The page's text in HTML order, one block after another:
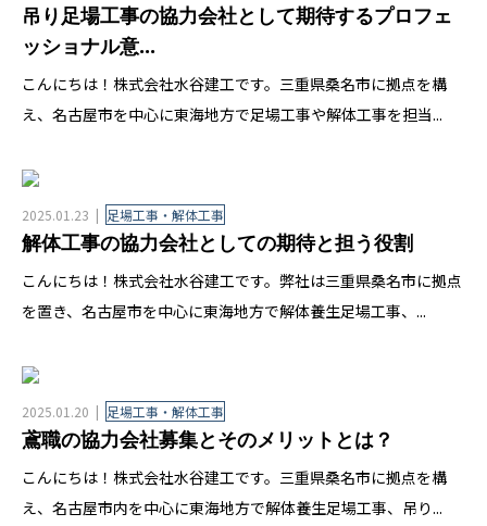
吊り足場工事の協力会社として期待するプロフェ
ッショナル意...
こんにちは！株式会社水谷建工です。三重県桑名市に拠点を構
え、名古屋市を中心に東海地方で足場工事や解体工事を担当...
2025.01.23 足場工事・解体工事
解体工事の協力会社としての期待と担う役割
こんにちは！株式会社水谷建工です。弊社は三重県桑名市に拠点
を置き、名古屋市を中心に東海地方で解体養生足場工事、...
2025.01.20 足場工事・解体工事
鳶職の協力会社募集とそのメリットとは？
こんにちは！株式会社水谷建工です。三重県桑名市に拠点を構
え、名古屋市内を中心に東海地方で解体養生足場工事、吊り...